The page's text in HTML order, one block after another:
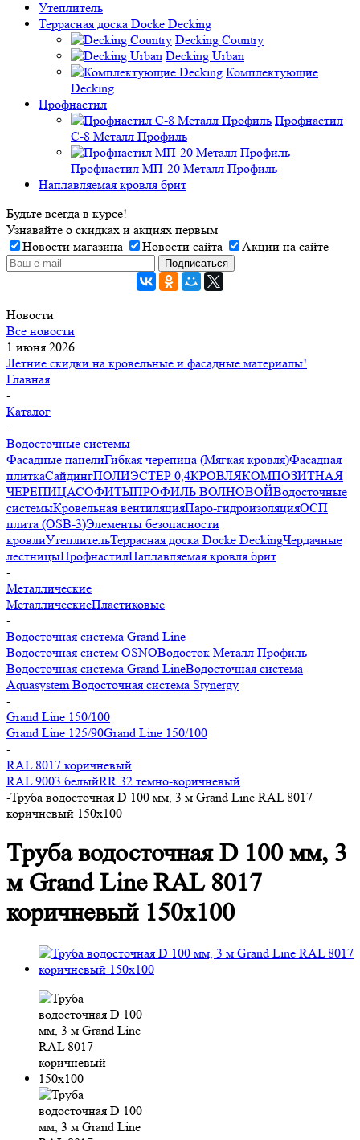
Утеплитель
Террасная доска Docke Decking
Decking Country
Decking Urban
Комплектующие
Decking
Профнастил
Профнастил
C-8 Металл Профиль
Профнастил МП-20 Металл Профиль
Наплавляемая кровля брит
Будьте всегда в курсе!
Узнавайте о скидках и акциях первым
Новости магазина
Новости сайта Акции на сайте
Новости
Все новости
1 июня 2026
Летние скидки на кровельные и фасадные материалы!
Главная
-
Каталог
-
Водосточные системы
Фасадные панелиГибкая черепица (Мягкая кровля)Фасадная
плиткаСайдингПОЛИЭСТЕР 0,4КРОВЛЯКОМПОЗИТНАЯ
ЧЕРЕПИЦАСОФИТЫПРОФИЛЬ ВОЛНОВОЙВодосточные
системыКровельная вентиляцияПаро-гидроизоляцияОСП
плита (OSB-3)Элементы безопасности
кровлиУтеплительТеррасная доска Docke DeckingЧердачные
лестницыПрофнастилНаплавляемая кровля брит
-
Металлические
МеталлическиеПластиковые
-
Водосточная система Grand Line
Водосточная систем OSNOВодосток Металл Профиль
Водосточная система Grand LineВодосточная система
AquasystemВодосточная система Stynergy
-
Grand Line 150/100
Grand Line 125/90Grand Line 150/100
-
RAL 8017 коричневый
RAL 9003 белыйRR 32 темно-коричневый
-Труба водосточная D 100 мм, 3 м Grand Line RAL 8017
коричневый 150х100
Труба водосточная D 100 мм, 3
м Grand Line RAL 8017
коричневый 150х100